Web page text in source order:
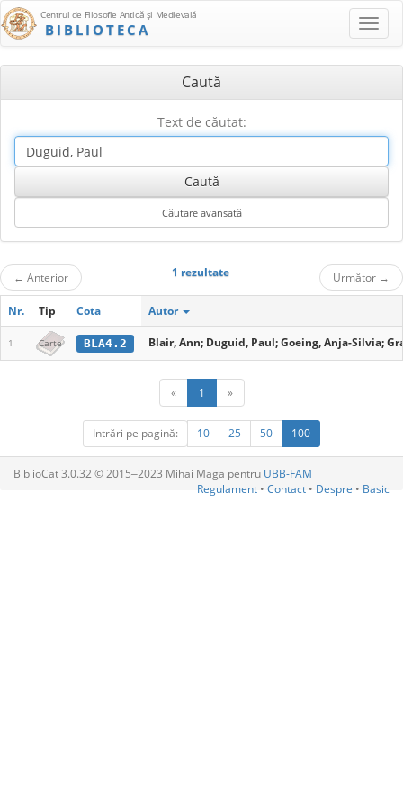
Centrul de Filosofie Antică şi Medievală
BIBLIOTECA
Caută
Text de căutat:
← Anterior 1 rezultate Următor →
Nr. Tip Cota Autor
1 Carte BLA4.2 Blair, Ann; Duguid, Paul; Goeing, Anja-Silvia;
« 1 »
Intrări pe pagină: 10 25 50 100
BiblioCat 3.0.32 © 2015‒2023 Mihai Maga pentru UBB-FAM
Regulament • Contact • Despre • Basic